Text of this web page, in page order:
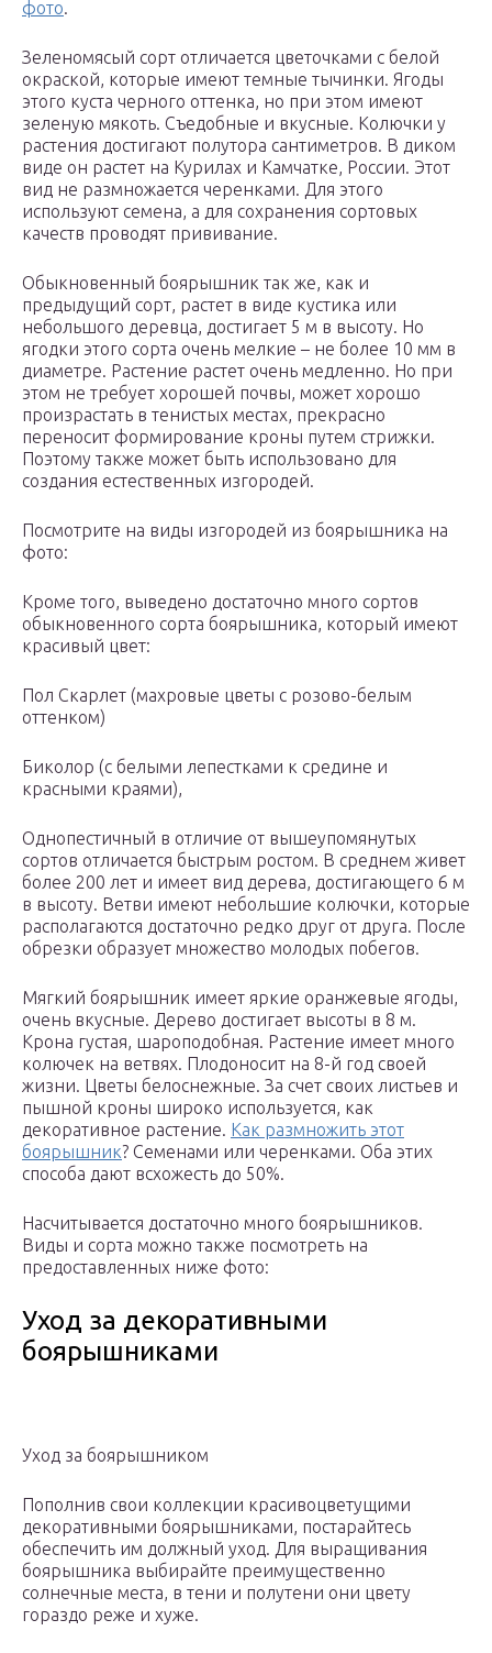
фото.
Зеленомясый сорт отличается цветочками с белой
окраской, которые имеют темные тычинки. Ягоды
этого куста черного оттенка, но при этом имеют
зеленую мякоть. Съедобные и вкусные. Колючки у
растения достигают полутора сантиметров. В диком
виде он растет на Курилах и Камчатке, России. Этот
вид не размножается черенками. Для этого
используют семена, а для сохранения сортовых
качеств проводят прививание.
Обыкновенный боярышник так же, как и
предыдущий сорт, растет в виде кустика или
небольшого деревца, достигает 5 м в высоту. Но
ягодки этого сорта очень мелкие – не более 10 мм в
диаметре. Растение растет очень медленно. Но при
этом не требует хорошей почвы, может хорошо
произрастать в тенистых местах, прекрасно
переносит формирование кроны путем стрижки.
Поэтому также может быть использовано для
создания естественных изгородей.
Посмотрите на виды изгородей из боярышника на
фото:
Кроме того, выведено достаточно много сортов
обыкновенного сорта боярышника, который имеют
красивый цвет:
Пол Скарлет (махровые цветы с розово-белым
оттенком)
Биколор (с белыми лепестками к средине и
красными краями),
Однопестичный в отличие от вышеупомянутых
сортов отличается быстрым ростом. В среднем живет
более 200 лет и имеет вид дерева, достигающего 6 м
в высоту. Ветви имеют небольшие колючки, которые
располагаются достаточно редко друг от друга. После
обрезки образует множество молодых побегов.
Мягкий боярышник имеет яркие оранжевые ягоды,
очень вкусные. Дерево достигает высоты в 8 м.
Крона густая, шароподобная. Растение имеет много
колючек на ветвях. Плодоносит на 8-й год своей
жизни. Цветы белоснежные. За счет своих листьев и
пышной кроны широко используется, как
декоративное растение. Как размножить этот
боярышник? Семенами или черенками. Оба этих
способа дают всхожесть до 50%.
Насчитывается достаточно много боярышников.
Виды и сорта можно также посмотреть на
предоставленных ниже фото:
Уход за декоративными
боярышниками
Уход за боярышником
Пополнив свои коллекции красивоцветущими
декоративными боярышниками, постарайтесь
обеспечить им должный уход. Для выращивания
боярышника выбирайте преимущественно
солнечные места, в тени и полутени они цвету
гораздо реже и хуже.